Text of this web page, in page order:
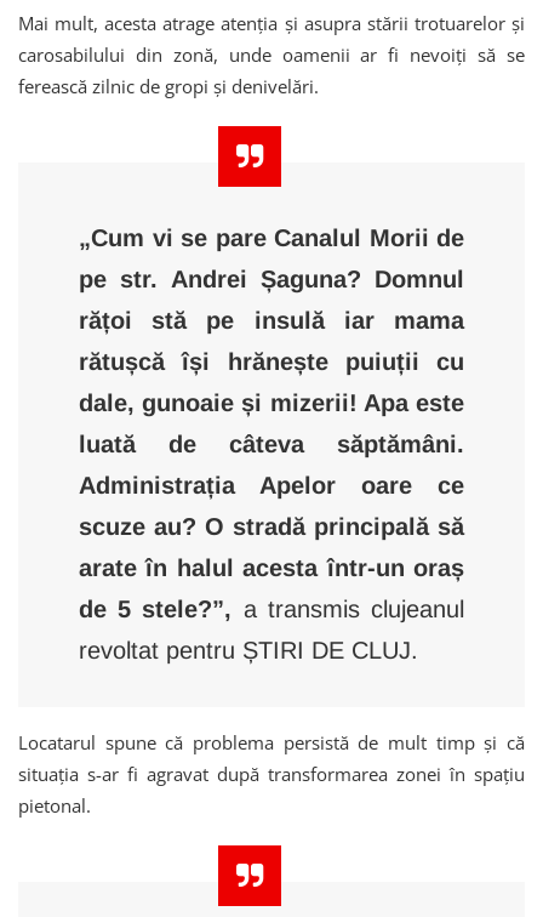
Mai mult, acesta atrage atenția și asupra stării trotuarelor și
carosabilului din zonă, unde oamenii ar fi nevoiți să se
ferească zilnic de gropi și denivelări.
„Cum vi se pare Canalul Morii de
pe str. Andrei Șaguna? Domnul
rățoi stă pe insulă iar mama
rătușcă își hrănește puiuții cu
dale, gunoaie și mizerii! Apa este
luată de câteva săptămâni.
Administrația Apelor oare ce
scuze au? O stradă principală să
arate în halul acesta într-un oraș
de 5 stele?”, a transmis clujeanul
revoltat pentru ȘTIRI DE CLUJ.
Locatarul spune că problema persistă de mult timp și că
situația s-ar fi agravat după transformarea zonei în spațiu
pietonal.